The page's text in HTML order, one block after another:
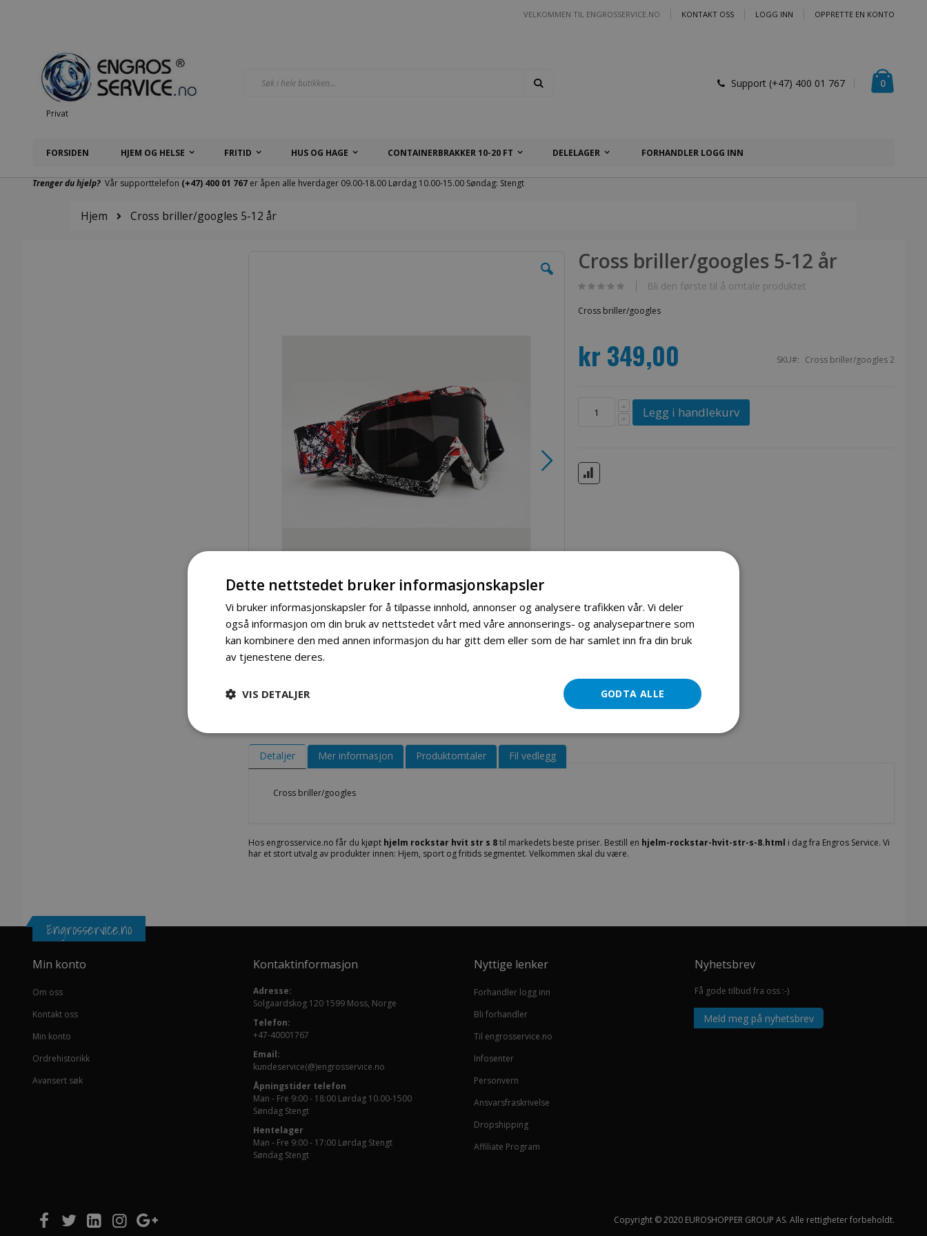
VELKOMMEN TIL ENGROSSERVICE.NO KONTAKT OSS LOGG INN OPPRETTE EN KONTO
Privat
0varer
Support (+47) 400 01 767
FORSIDEN HJEM OG HELSE FRITID HUS OG HAGE CONTAINERBRAKKER 10-20 FT DELELAGER FORHANDLER LOGG INN
Trenger du hjelp? Vår supporttelefon (+47) 400 01 767 er åpen alle hverdager 09.00-18.00 Lørdag 10.00-15.00 Søndag: Stengt
Hjem Cross briller/googles 5-12 år
begynnelsen
Cross briller/googles 5-12 år
Bli den første til å omtale produktet
Cross briller/googles
kr 349,00 SKU Cross briller/googles 2
Legg i handlekurv
Detaljer
Cross briller/googles
Mer informasjon Produktomtaler Fil vedlegg
Hos engrosservice.no får du kjøpt hjelm rockstar hvit str s 8til markedets beste priser. Bestill en hjelm-rockstar-hvit-str-s-8.html i dag fra Engros Service. Vi
har et stort utvalg av produkter innen: Hjem, sport og fritids segmentet. Velkommen skal du være.
Engrosservice.no
Min konto
Om oss
Kontakt oss
Min konto
Ordrehistorikk
Avansert søk
Kontaktinformasjon
Adresse:
Solgaardskog 120 1599 Moss, Norge
Telefon:
+47-40001767
Email:
kundeservice(@)engrosservice.no
Åpningstider telefon
Man - Fre 9:00 - 18:00 Lørdag 10.00-1500
Søndag Stengt
Hentelager
Man - Fre 9:00 - 17:00 Lørdag Stengt
Søndag Stengt
Nyttige lenker
Forhandler logg inn
Bli forhandler
Til engrosservice.no
Infosenter
Personvern
Ansvarsfraskrivelse
Dropshipping
Affiliate Program
Nyhetsbrev
Få gode tilbud fra oss :-)
Meld meg på nyhetsbrev
Copyright © 2020 EUROSHOPPER GROUP AS. Alle rettigheter forbeholdt.
Dette nettstedet bruker informasjonskapsler
Vi bruker informasjonskapsler for å tilpasse innhold, annonser og analysere trafikken vår. Vi deler
også informasjon om din bruk av nettstedet vårt med våre annonserings- og analysepartnere som
kan kombinere den med annen informasjon du har gitt dem eller som de har samlet inn fra din bruk
av tjenestene deres.
GODTA ALLE
VIS DETALJER